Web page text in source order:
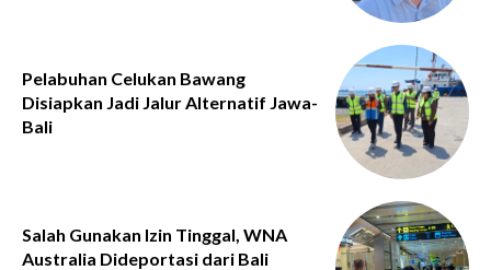
Pelabuhan Celukan Bawang
Disiapkan Jadi Jalur Alternatif Jawa-
Bali
Salah Gunakan Izin Tinggal, WNA
Australia Dideportasi dari Bali